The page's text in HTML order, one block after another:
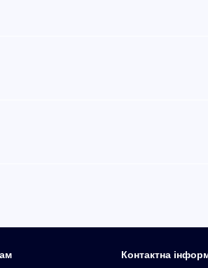
Контактна